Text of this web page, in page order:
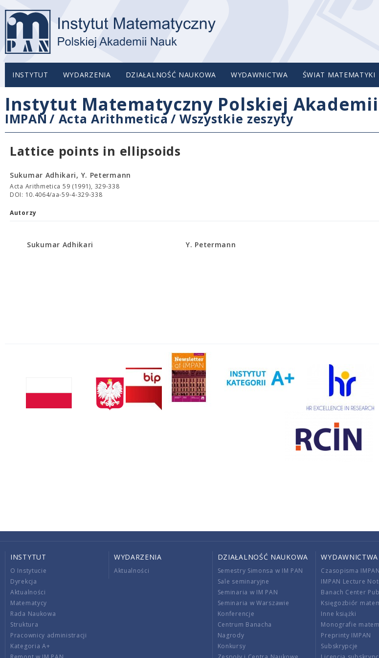
INSTYTUT WYDARZENIA DZIAŁALNOŚĆ NAUKOWA WYDAWNICTWA ŚWIAT MATEMATYKI
Instytut Matematyczny Polskiej
IMPAN / Acta Arithmetica/ Wszystkie zeszyty
Lattice points in ellipsoids
Sukumar Adhikari, Y. Petermann
Acta Arithmetica 59 (1991), 329-338
DOI: 10.4064/aa-59-4-329-338
Autorzy
Sukumar Adhikari Y. Petermann
INSTYTUT
O Instytucie
Dyrekcja
Aktualności
Matematycy
Rada Naukowa
Struktura
Pracownicy administracji
Kategoria A+
WYDARZENIA
Aktualności
DZIAŁALNOŚĆ NAUKOWA
Semestry Simonsa w IM PAN
Sale seminaryjne
Seminaria w IM PAN
Seminaria w Warszawie
Konferencje
Centrum Banacha
Nagrody
Konkursy
WYDAWNICTWA
Czasopisma IMPAN
IMPAN Lecture
Banach Center
Księgozbiór
Inne książki
Monografie
Preprinty IMPAN
Subskrypcje